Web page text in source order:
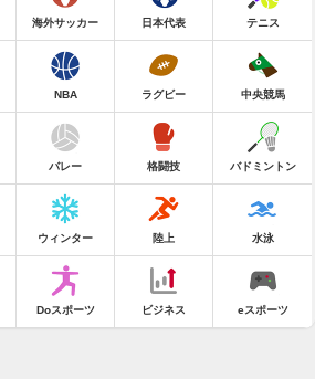
海外サッカー 日本代表 テニス
NBA ラグビー 中央競馬
バレー 格闘技 バドミントン
ウィンター 陸上 水泳
Doスポーツ ビジネス eスポーツ